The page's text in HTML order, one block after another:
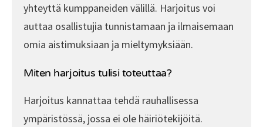
yhteyttä kumppaneiden välillä. Harjoitus voi
auttaa osallistujia tunnistamaan ja ilmaisemaan
omia aistimuksiaan ja mieltymyksiään.
Miten harjoitus tulisi toteuttaa?
Harjoitus kannattaa tehdä rauhallisessa
ympäristössä, jossa ei ole häiriötekijöitä.